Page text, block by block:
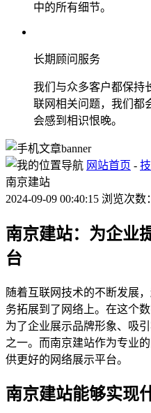
中的所有细节。
长期顾问服务
我们与众多客户都保持
联网相关问题，我们都
会感到相识恨晚。
网站首页 -
南京建站
2024-09-09 00:40:15 浏览次数
南京建站：为企业
台
随着互联网技术的不断发展
务拓展到了网络上。在这个
为了企业展示品牌形象、吸
之一。而南京建站作为专业
供更好的网络展示平台。
南京建站能够实现